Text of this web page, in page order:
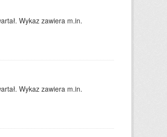
Wykaz zawiera m.in.
Wykaz zawiera m.in.